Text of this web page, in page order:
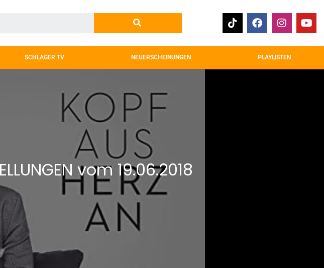
SCHLAGER TV NEUERSCHEINUNGEN PLAYLISTEN
vom 19.06.2018